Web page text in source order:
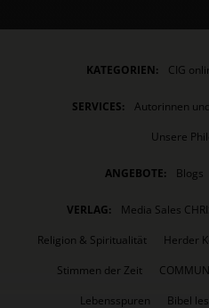
KATEGORIEN: CIG
SERVICES: Autorinnen
Unsere
ANGEBOTE: Blogs
VERLAG:
Media Sales
Religion & Spiritualität
Herder
Stimmen der Zeit
Lebensspuren
Bibel